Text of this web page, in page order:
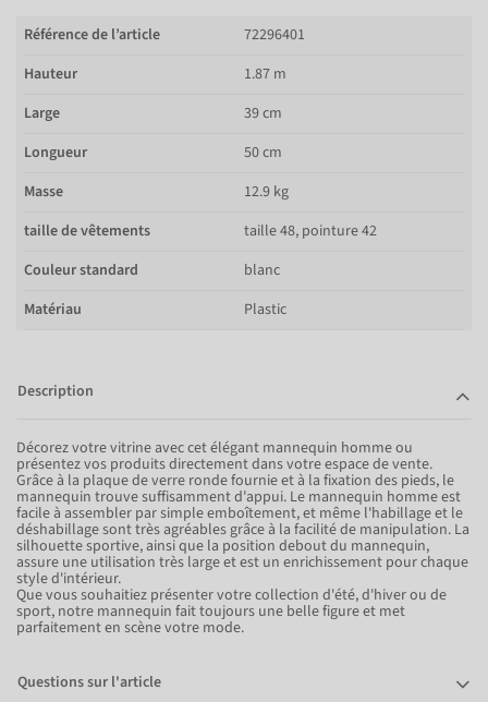
Référence de l’article
72296401
Hauteur
1.87 m
Large
39 cm
Longueur
50 cm
Masse
12.9 kg
taille de vêtements
taille 48, pointure 42
Couleur standard
blanc
Matériau
Plastic
Description
Décorez votre vitrine avec cet élégant mannequin homme ou
présentez vos produits directement dans votre espace de vente.
Grâce à la plaque de verre ronde fournie et à la fixation des pieds, le
mannequin trouve suffisamment d'appui. Le mannequin homme est
facile à assembler par simple emboîtement, et même l'habillage et le
déshabillage sont très agréables grâce à la facilité de manipulation. La
silhouette sportive, ainsi que la position debout du mannequin,
assure une utilisation très large et est un enrichissement pour chaque
style d'intérieur.
Que vous souhaitiez présenter votre collection d'été, d'hiver ou de
sport, notre mannequin fait toujours une belle figure et met
parfaitement en scène votre mode.
Questions sur l'article